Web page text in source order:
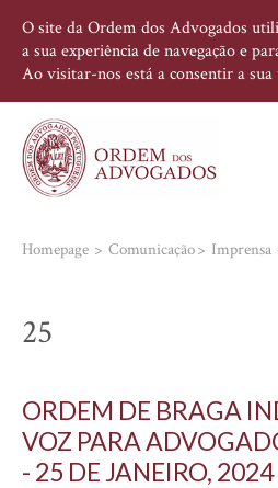
O site da Ordem dos Advogados
a sua experiência de navegação e
Ao visitar-nos está a consentir a sua
Homepage Comunicação Imprensa
25
ORDEM DE BRAGA
VOZ PARA
- 25 DE JANEIRO, 2024